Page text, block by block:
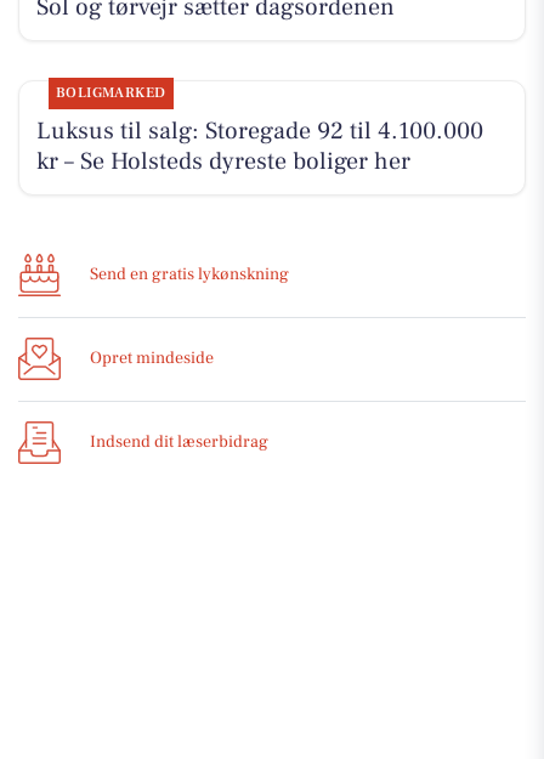
Sol og tørvejr sætter dagsordenen
BOLIGMARKED
Luksus til salg: Storegade 92 til 4.100.000
kr – Se Holsteds dyreste boliger her
Send en gratis lykønskning
Opret mindeside
Indsend dit læserbidrag